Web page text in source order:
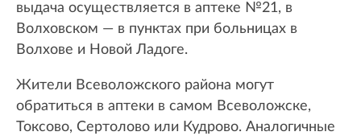
выдача осуществляется в аптеке №21, в
Волховском — в пунктах при больницах в
Волхове и Новой Ладоге.
Жители Всеволожского района могут
обратиться в аптеки в самом Всеволожске,
Токсово, Сертолово или Кудрово. Аналогичные